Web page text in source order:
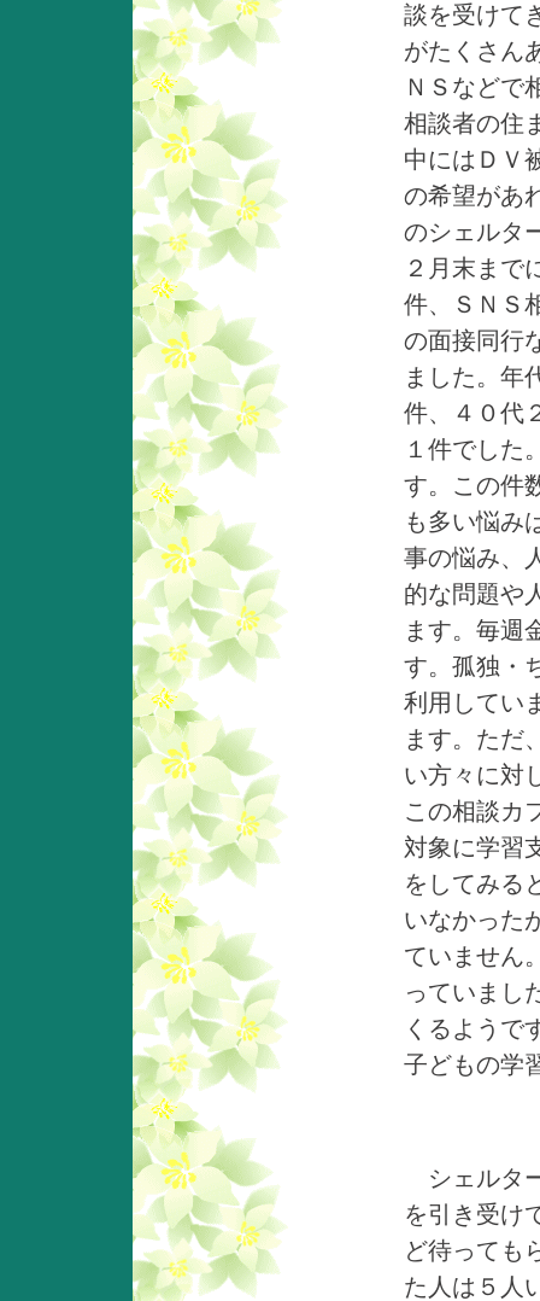
談を受けて
がたくさん
ＮＳなどで
相談者の住
中にはＤＶ
の希望があ
のシェルタ
２月末まで
件、ＳＮＳ
の面接同行
ました。年
件、４０代
１件でした
す。この件
も多い悩み
事の悩み、
的な問題や
ます。毎週
す。孤独・
利用してい
ます。ただ
い方々に対
この相談カ
対象に学習
をしてみる
いなかった
ていません
っていまし
くるようで
子どもの学
シェルタ
を引き受け
ど待っても
た人は５人